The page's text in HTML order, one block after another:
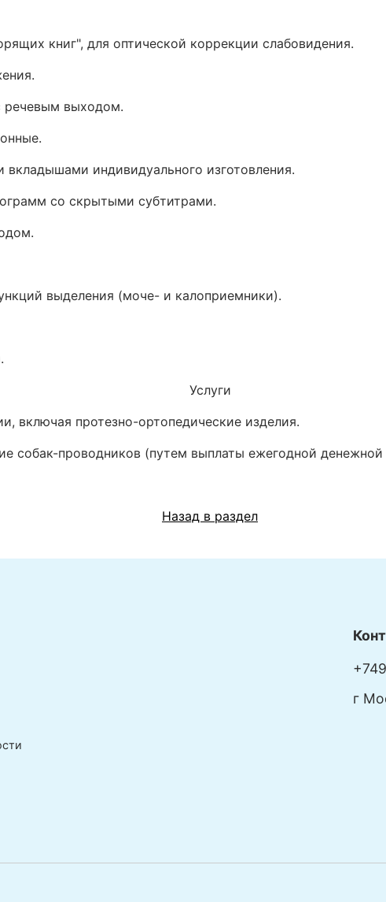
книг", для оптической коррекции слабовидения.
речевым выходом.
индивидуального изготовления.
со скрытыми субтитрами.
выделения (моче- и калоприемники).
Услуги
включая протезно-ортопедические изделия.
собак-проводников (путем выплаты ежегодной
Назад в раздел
г